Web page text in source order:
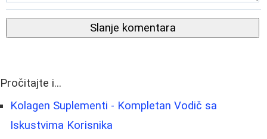
Slanje komentara
Pročitajte i...
Kolagen Suplementi - Kompletan Vodič sa
Iskustvima Korisnika